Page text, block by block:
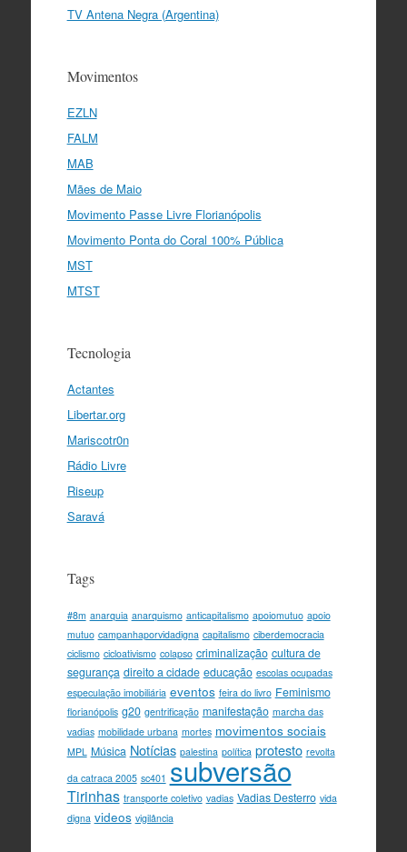
TV Antena Negra (Argentina)
Movimentos
EZLN
FALM
MAB
Mães de Maio
Movimento Passe Livre Florianópolis
Movimento Ponta do Coral 100% Pública
MST
MTST
Tecnologia
Actantes
Libertar.org
Mariscotr0n
Rádio Livre
Riseup
Saravá
Tags
#8m anarquia anarquismo anticapitalismo apoiomutuo apoio
mutuo campanhaporvidadigna capitalismo ciberdemocracia
ciclismo cicloativismo colapso criminalização cultura de
segurança direito a cidade educação escolas ocupadas
especulação imobiliária eventos feira do livro Feminismo
florianópolis g20 gentrificação manifestação marcha das
vadias mobilidade urbana mortes movimentos sociais
MPL Música Notícias palestina política protesto revolta
da catraca 2005 sc401 subversão
Tirinhas transporte coletivo vadias Vadias Desterro vida
digna videos vigilância